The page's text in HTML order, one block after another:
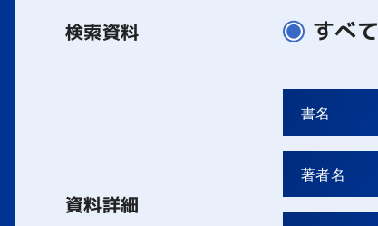
検索資料 すべて
資料詳細